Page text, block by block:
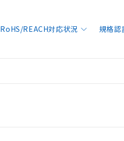
RoHS/REACH対応状況 規格認